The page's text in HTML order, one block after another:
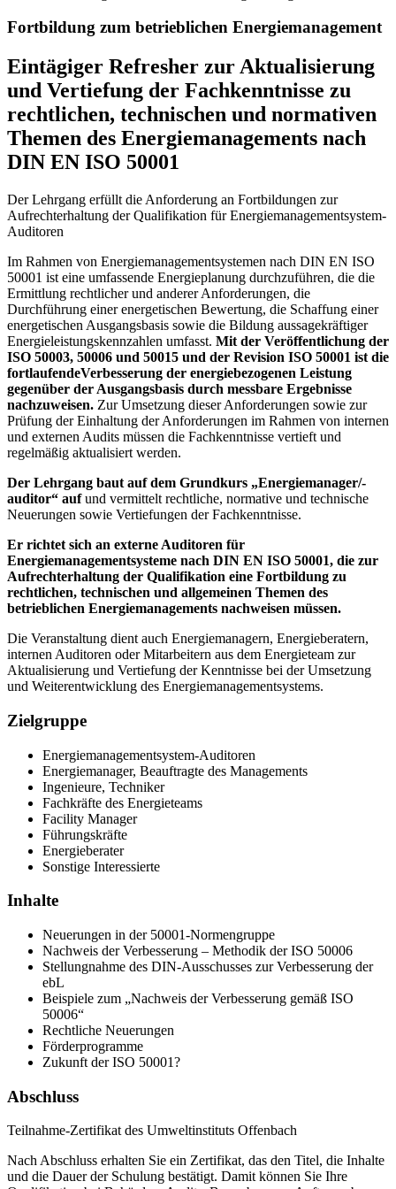
Fortbildung zum betrieblichen Energiemanagement
Eintägiger Refresher zur Aktualisierung
und Vertiefung der Fachkenntnisse zu
rechtlichen, technischen und normativen
Themen des Energiemanagements nach
DIN EN ISO 50001
Der Lehrgang erfüllt die Anforderung an Fortbildungen zur
Aufrechterhaltung der Qualifikation für Energiemanagementsystem-
Auditoren
Im Rahmen von Energiemanagementsystemen nach DIN EN ISO
50001 ist eine umfassende Energieplanung durchzuführen, die die
Ermittlung rechtlicher und anderer Anforderungen, die
Durchführung einer energetischen Bewertung, die Schaffung einer
energetischen Ausgangsbasis sowie die Bildung aussagekräftiger
Energieleistungskennzahlen umfasst. Mit der Veröffentlichung der
ISO 50003, 50006 und 50015 und der Revision ISO 50001 ist die
fortlaufendeVerbesserung der energiebezogenen Leistung
gegenüber der Ausgangsbasis durch messbare Ergebnisse
nachzuweisen. Zur Umsetzung dieser Anforderungen sowie zur
Prüfung der Einhaltung der Anforderungen im Rahmen von internen
und externen Audits müssen die Fachkenntnisse vertieft und
regelmäßig aktualisiert werden.
Der Lehrgang baut auf dem Grundkurs „Energiemanager/-
auditor“ aufund vermittelt rechtliche, normative und technische
Neuerungen sowie Vertiefungen der Fachkenntnisse.
Er richtet sich an externe Auditoren für
Energiemanagementsysteme nach DIN EN ISO 50001, die zur
Aufrechterhaltung der Qualifikation eine Fortbildung zu
rechtlichen, technischen und allgemeinen Themen des
betrieblichen Energiemanagements nachweisen müssen.
Die Veranstaltung dient auch Energiemanagern, Energieberatern,
internen Auditoren oder Mitarbeitern aus dem Energieteam zur
Aktualisierung und Vertiefung der Kenntnisse bei der Umsetzung
und Weiterentwicklung des Energiemanagementsystems.
Zielgruppe
Energiemanagementsystem-Auditoren
Energiemanager, Beauftragte des Managements
Ingenieure, Techniker
Fachkräfte des Energieteams
Facility Manager
Führungskräfte
Energieberater
Sonstige Interessierte
Inhalte
Neuerungen in der 50001-Normengruppe
Nachweis der Verbesserung – Methodik der ISO 50006
Stellungnahme des DIN-Ausschusses zur Verbesserung der
ebL
Beispiele zum „Nachweis der Verbesserung gemäß ISO
50006“
Rechtliche Neuerungen
Förderprogramme
Zukunft der ISO 50001?
Abschluss
Teilnahme-Zertifikat des Umweltinstituts Offenbach
Nach Abschluss erhalten Sie ein Zertifikat, das den Titel, die Inhalte
und die Dauer der Schulung bestätigt. Damit können Sie Ihre